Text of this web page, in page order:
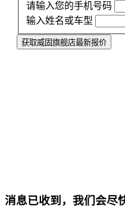
请输入您的手机号码
输入姓名或车型
获取威固旗舰店最新报价
消息已收到，我们会尽